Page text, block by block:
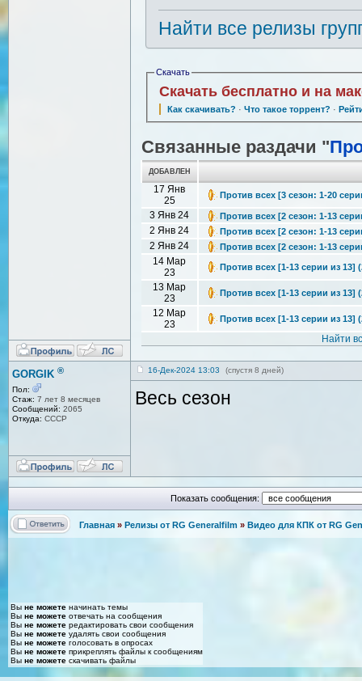
Найти все релизы
Скачать
Скачать бесплатно и на
Как скачивать? · Что такое торрент? ·
Связанные раздачи "
ДОБАВЛЕН
17 Янв
25
Против всех [3 сезон: 1-20
3 Янв 24 Против всех [2 сезон: 1-13
2 Янв 24 Против всех [2 сезон: 1-13
2 Янв 24 Против всех [2 сезон: 1-13
14 Мар
23
Против всех [1-13 серии из 13]
13 Мар
23
Против всех [1-13 серии из 13]
12 Мар
23
Против всех [1-13 серии из 13]
Найти
GORGIK ®
Пол:
Стаж: 7 лет 8 месяцев
Сообщений: 2065
Откуда: СССР
16-Дек-2024 13:03 (спустя 8 дней)
Весь сезон
Показать сообщения:
Главная » Релизы от RG Generalfilm » Видео для КПК от RG
Вы не можете начинать темы
Вы не можете отвечать на сообщения
Вы не можете редактировать свои сообщения
Вы не можете удалять свои сообщения
Вы не можете голосовать в опросах
Вы не можете прикреплять файлы к сообщениям
Вы не можете скачивать файлы